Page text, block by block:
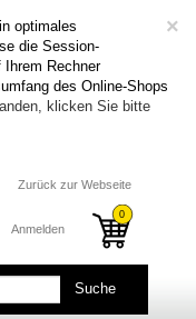
×
optimales
die Session-
Ihrem Rechner
des Online-Shops
klicken Sie bitte
Zurück zur Webseite
Anmelden
Suche